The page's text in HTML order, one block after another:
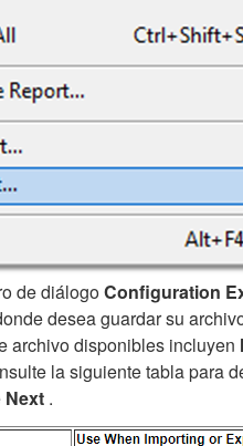
de diálogoConfiguration
desea guardar su
archivo disponibles incluyen
la siguiente tabla para
Next .